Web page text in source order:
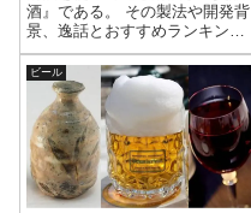
酒』である。 その製法や開発背
景、逸話とおすすめランキング4
選も紹介。 この記事を読むとお
酒の可能性が広がるだろう。よ
り日本酒の奥深さを知ることで
お酒を飲む楽しみがまた一つ増
える。
ビール